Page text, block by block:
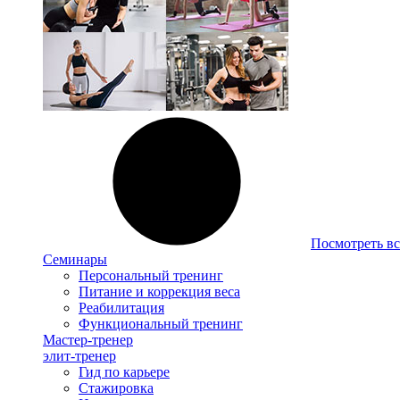
Посмотреть
Семинары
Персональный тренинг
Питание и коррекция веса
Реабилитация
Функциональный тренинг
Мастер-тренер
элит-тренер
Гид по карьере
Стажировка